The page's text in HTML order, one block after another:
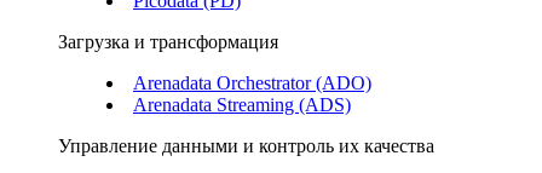
Загрузка и трансформация
Arenadata Orchestrator (ADO)
Arenadata Streaming (ADS)
Управление данными и контроль их качества